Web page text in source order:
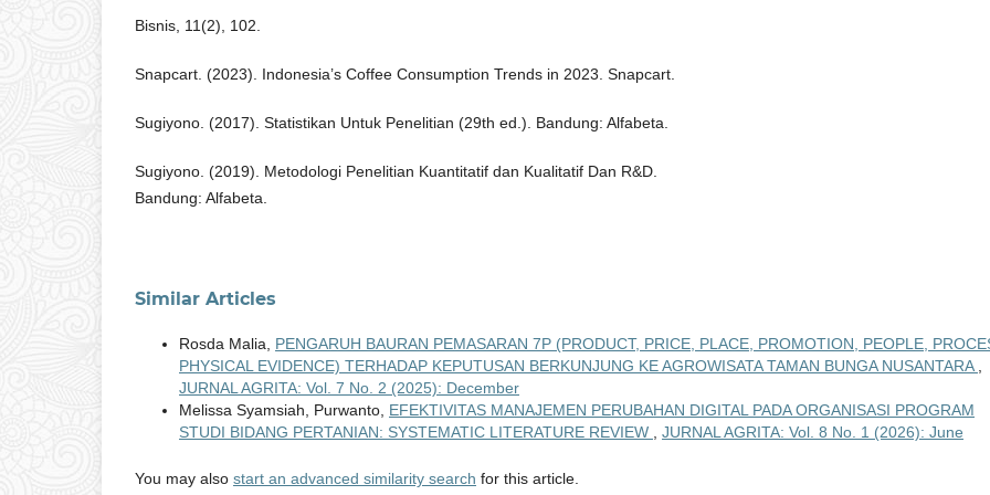
Bisnis, 11(2), 102.
Snapcart. (2023). Indonesia’s Coffee Consumption Trends in 2023. Snapcart.
Sugiyono. (2017). Statistikan Untuk Penelitian (29th ed.). Bandung: Alfabeta.
Sugiyono. (2019). Metodologi Penelitian Kuantitatif dan Kualitatif Dan R&D.
Bandung: Alfabeta.
Similar Articles
Rosda Malia, PENGARUH BAURAN PEMASARAN 7P (PRODUCT, PRICE, PLACE, PROMOTION, PEOPLE,
PHYSICAL EVIDENCE) TERHADAP KEPUTUSAN BERKUNJUNG KE AGROWISATA TAMAN BUNGA NUSANTARA ,
JURNAL AGRITA: Vol. 7 No. 2 (2025): December
Melissa Syamsiah, Purwanto, EFEKTIVITAS MANAJEMEN PERUBAHAN DIGITAL PADA ORGANISASI PROGRAM
STUDI BIDANG PERTANIAN: SYSTEMATIC LITERATURE REVIEW , JURNAL AGRITA: Vol. 8 No. 1 (2026): June
You may also start an advanced similarity search for this article.